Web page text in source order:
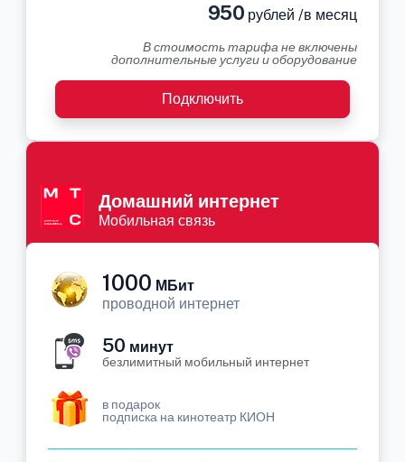
950 рублей /в месяц
В стоимость тарифа не включены
дополнительные услуги и оборудование
Подключить
Домашний интернет
Мобильная связь
1000 МБит
проводной интернет
50 минут
безлимитный мобильный интернет
в подарок
подписка на кинотеатр КИОН